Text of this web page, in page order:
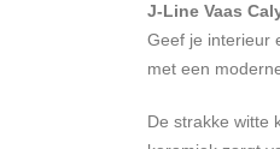
J-Line Vaas
Geef je interieur
met een
De strakke witte